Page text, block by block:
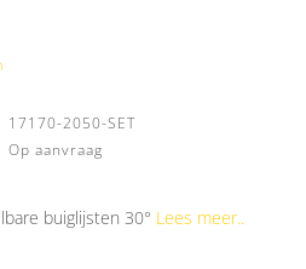
17170-2050-SET
Op aanvraag
buiglijsten 30° Lees meer..